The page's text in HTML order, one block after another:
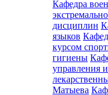
Кафедра
дисциплин
языков
курсом
гигиены
управления
Матыева